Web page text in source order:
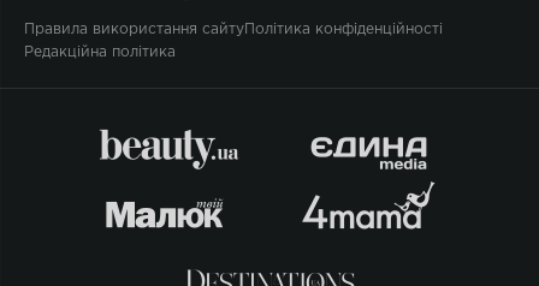
Правила використання сайту Політика конфіденційності
Редакційна політика